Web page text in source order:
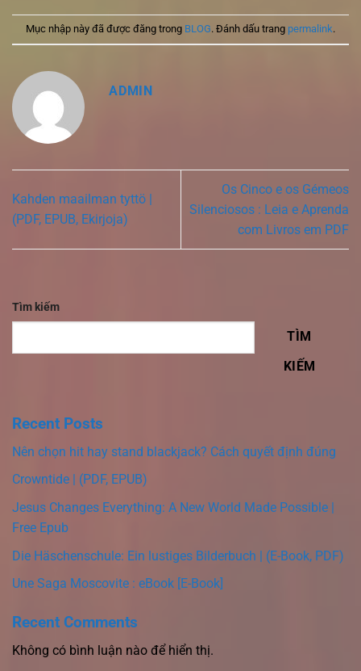
Mục nhập này đã được đăng trong BLOG. Đánh dấu trang permalink.
ADMIN
Kahden maailman tyttö |
(PDF, EPUB, Ekirjoja)
Os Cinco e os Gémeos
Silenciosos : Leia e Aprenda
com Livros em PDF
Tìm kiếm
TÌM
KIẾM
Recent Posts
Nên chọn hit hay stand blackjack? Cách quyết định đúng
Crowntide | (PDF, EPUB)
Jesus Changes Everything: A New World Made Possible |
Free Epub
Die Häschenschule: Ein lustiges Bilderbuch | (E-Book, PDF)
Une Saga Moscovite : eBook [E-Book]
Recent Comments
Không có bình luận nào để hiển thị.